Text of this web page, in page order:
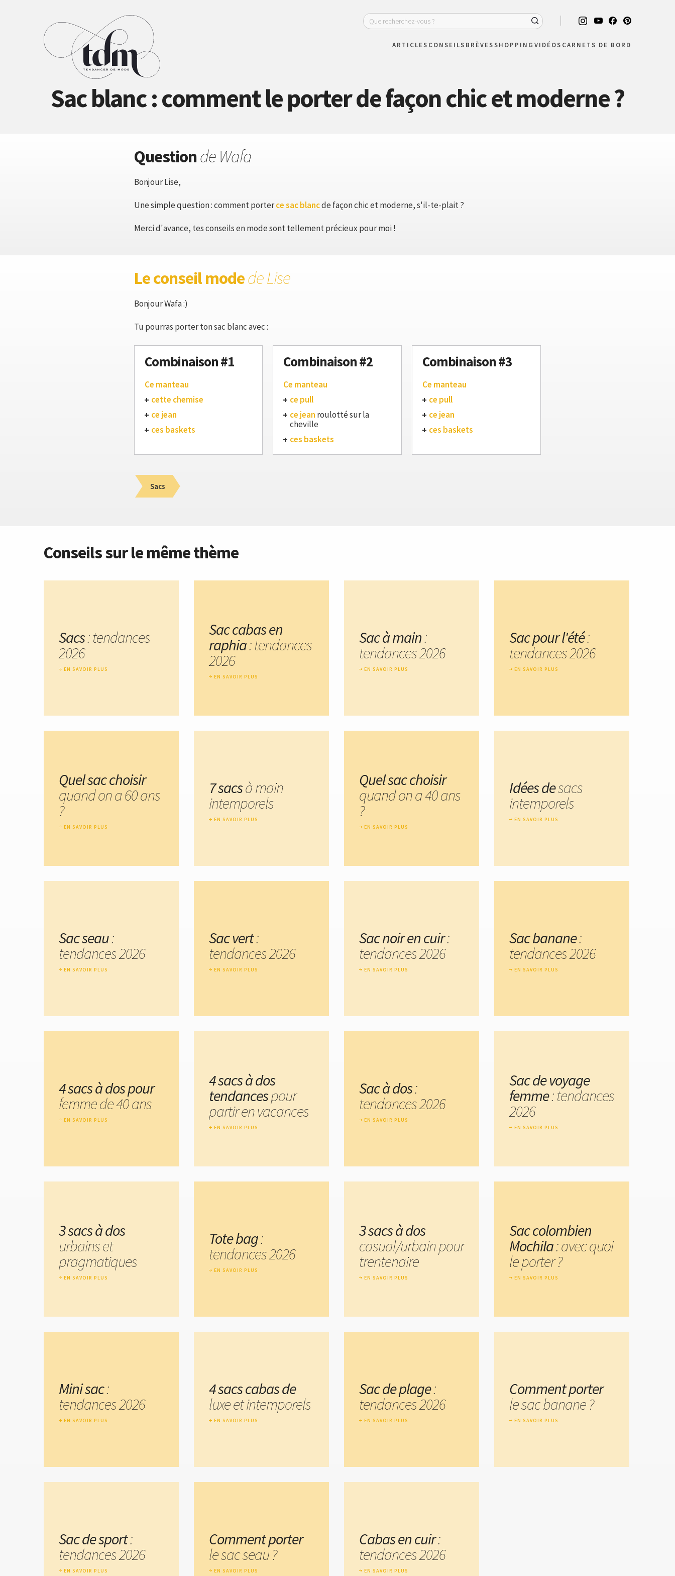
ARTICLES CONSEILS BRÈVESSHOPPING VIDÉOS CARNETS DE BORD
Sac blanc : comment le porter de façon chic et moderne ?
Questionde Wafa
Bonjour Lise,
Une simple question : comment porterce sac blancde façon chic et moderne, s'il-te-plait ?
Merci d'avance, tes conseils en mode sont tellement précieux pour moi !
Le conseil modede Lise
Bonjour Wafa :)
Tu pourras porter ton sac blanc avec :
Combinaison #1
Ce manteau
cette chemise
ce jean
ces baskets
Combinaison #2
Ce manteau
ce pull
ce jean roulotté sur la
cheville
ces baskets
Combinaison #3
Ce manteau
ce pull
ce jean
ces baskets
Sacs
Conseils sur le même thème
Sacs: tendances
2026
EN SAVOIR PLUS
Sac cabas en
raphia: tendances
2026
EN SAVOIR PLUS
Sac à main:
tendances 2026
EN SAVOIR PLUS
Sac pour l'été:
tendances 2026
EN SAVOIR PLUS
Quel sac choisir
quand on a 60 ans
?
EN SAVOIR PLUS
7 sacsà main
intemporels
EN SAVOIR PLUS
Quel sac choisir
quand on a 40 ans
?
EN SAVOIR PLUS
Idées desacs
intemporels
EN SAVOIR PLUS
Sac seau:
tendances 2026
EN SAVOIR PLUS
Sac vert:
tendances 2026
EN SAVOIR PLUS
Sac noir en cuir:
tendances 2026
EN SAVOIR PLUS
Sac banane:
tendances 2026
EN SAVOIR PLUS
4 sacs à dos pour
femme de 40 ans
EN SAVOIR PLUS
4 sacs à dos
tendancespour
partir en vacances
EN SAVOIR PLUS
Sac à dos:
tendances 2026
EN SAVOIR PLUS
Sac de voyage
femme: tendances
2026
EN SAVOIR PLUS
3 sacs à dos
urbains et
pragmatiques
EN SAVOIR PLUS
Tote bag:
tendances 2026
EN SAVOIR PLUS
3 sacs à dos
casual/urbain pour
trentenaire
EN SAVOIR PLUS
Sac colombien
Mochila: avec quoi
le porter ?
EN SAVOIR PLUS
Mini sac:
tendances 2026
EN SAVOIR PLUS
4 sacs cabas de
luxe et intemporels
EN SAVOIR PLUS
Sac de plage:
tendances 2026
EN SAVOIR PLUS
Comment porter
le sac banane ?
EN SAVOIR PLUS
Sac de sport:
tendances 2026
EN SAVOIR PLUS
Comment porter
le sac seau ?
EN SAVOIR PLUS
Cabas en cuir:
tendances 2026
EN SAVOIR PLUS